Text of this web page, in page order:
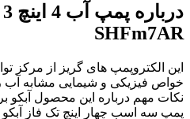
SHFm7AR
این الکتروپمپ های گریز از مرکز
خواص فیزیکی و شیمایی مشابه آب را
نکات مهم درباره این محصول